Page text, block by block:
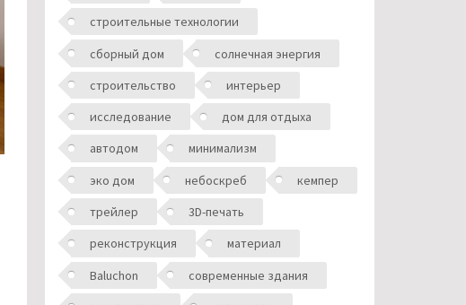
строительные технологии
сборный дом
солнечная энергия
строительство
интерьер
исследование
дом для отдыха
автодом
минимализм
эко дом
небоскреб
кемпер
трейлер
3D-печать
реконструкция
материал
Baluchon
современные здания